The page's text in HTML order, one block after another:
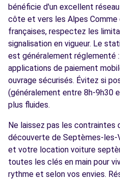
bénéficie d'un excellent
côte et vers les Alpes
françaises, respectez les
signalisation en vigueur. Le
est généralement réglementé
applications de paiement
ouvrage sécurisés. Évitez si
(généralement entre 8h-9h30
plus fluides.
Ne laissez pas les
découverte de Septèmes-les-
et votre location voiture
toutes les clés en main pour
rythme et selon vos envies.